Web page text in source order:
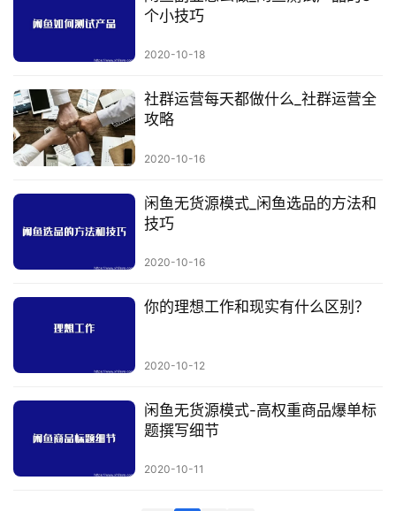
运
百
科
业
源
区
登录
个小技巧
2020-10-18
社群运营每天都做什么_社群运营全
攻略
2020-10-16
闲鱼无货源模式_闲鱼选品的方法和
技巧
2020-10-16
你的理想工作和现实有什么区别？
2020-10-12
闲鱼无货源模式-高权重商品爆单标
题撰写细节
2020-10-11